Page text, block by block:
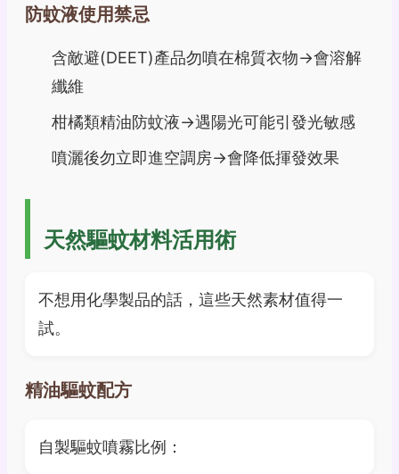
防蚊液使用禁忌
含敵避(DEET)產品勿噴在棉質衣物→會溶解
纖維
柑橘類精油防蚊液→遇陽光可能引發光敏感
噴灑後勿立即進空調房→會降低揮發效果
天然驅蚊材料活用術
不想用化學製品的話，這些天然素材值得一
試。
精油驅蚊配方
自製驅蚊噴霧比例：